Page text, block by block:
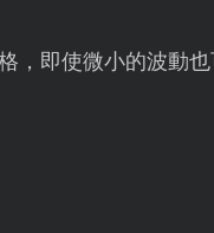
，即使微小的波動